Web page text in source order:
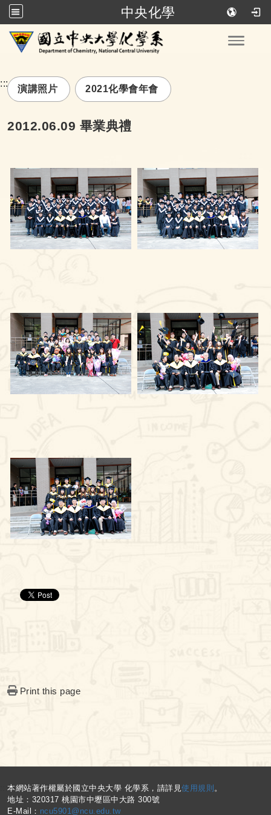
中央化學
跳到主要內容
:::
演講照片 2021化學會年會
2012.06.09 畢業典禮
Print this page
:::本網站著作權屬於國立中央大學 化學系，請詳見使用規則 。
地址：320317 桃園市中壢區中大路 300號
E-Mail： ncu5901@ncu.edu.tw